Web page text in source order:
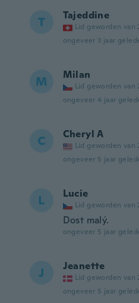
T Tajeddine
Lid geworden van
ongeveer 3 jaar
M Milan
Lid geworden van
ongeveer 4 jaar
C Cheryl A
Lid geworden van
ongeveer 5 jaar
L Lucie
Lid geworden van
Dost malý.
ongeveer 5 jaar
J Jeanette
Lid geworden van
ongeveer 5 jaar